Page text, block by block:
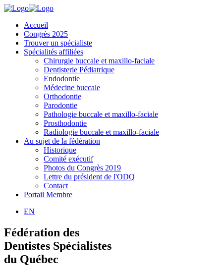
Accueil
Congrès 2025
Trouver un spécialiste
Spécialités affiliées
Chirurgie buccale et maxillo-faciale
Dentisterie Pédiatrique
Endodontie
Médecine buccale
Orthodontie
Parodontie
Pathologie buccale et maxillo-faciale
Prosthodontie
Radiologie buccale et maxillo-faciale
Au sujet de la fédération
Historique
Comité exécutif
Photos du Congrès 2019
Lettre du président de l'ODQ
Contact
Portail Membre
EN
Fédération des
Dentistes Spécialistes
du Québec